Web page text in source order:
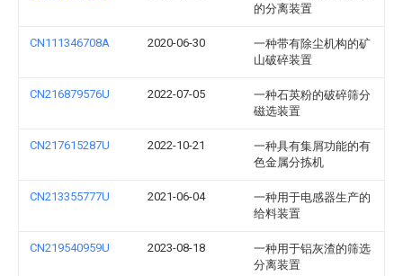
的分离装置
CN111346708A 2020-06-30
一种带有除尘机构的矿
山破碎装置
CN216879576U 2022-07-05
一种石英粉的破碎筛分
磁选装置
CN217615287U 2022-10-21
一种具有集屑功能的有
色金属分拣机
CN213355777U 2021-06-04
一种用于电感器生产的
给料装置
CN219540959U 2023-08-18
一种用于铝灰渣的筛选
分离装置